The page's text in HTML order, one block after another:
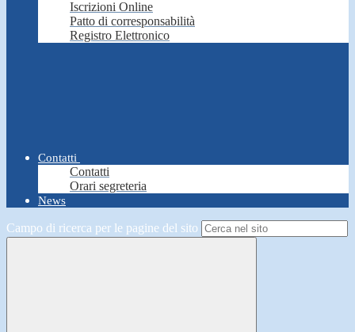
Iscrizioni Online
Patto di corresponsabilità
Registro Elettronico
Contatti
Contatti
Orari segreteria
News
Campo di ricerca per le pagine del sito